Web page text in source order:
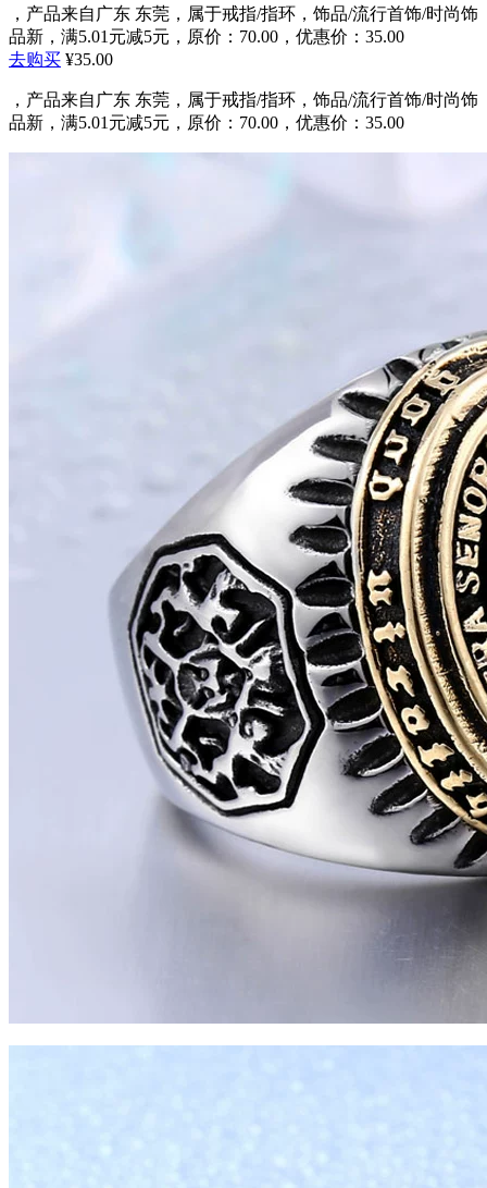
，产品来自广东 东莞，属于戒指/指环，饰品/流行首饰/时尚饰
品新，满5.01元减5元，原价：70.00，优惠价：35.00
去购买 ¥35.00
，产品来自广东 东莞，属于戒指/指环，饰品/流行首饰/时尚饰
品新，满5.01元减5元，原价：70.00，优惠价：35.00